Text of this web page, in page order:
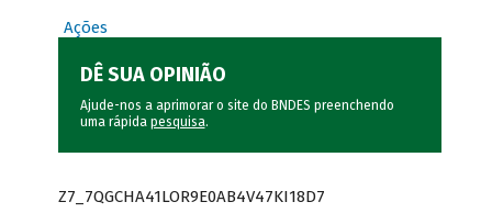
Ações
DÊ SUA OPINIÃO
Ajude-nos a aprimorar o site do BNDES preenchendo
uma rápida pesquisa.
Z7_7QGCHA41LOR9E0AB4V47KI18D7